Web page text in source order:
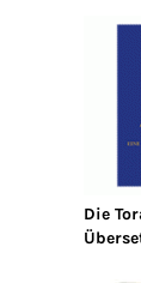
Die